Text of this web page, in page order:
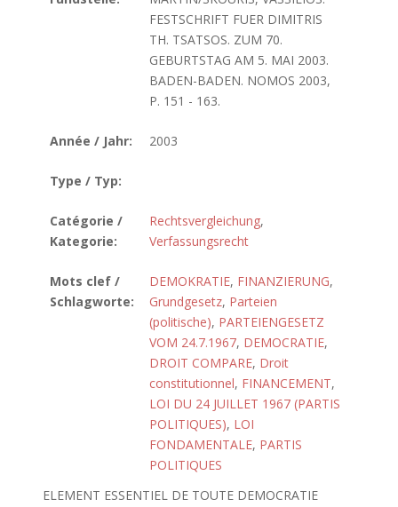
FESTSCHRIFT FUER DIMITRIS
TH. TSATSOS. ZUM 70.
GEBURTSTAG AM 5. MAI 2003.
BADEN-BADEN. NOMOS 2003,
P. 151 - 163.
Année / Jahr: 2003
Type / Typ:
Catégorie /
Kategorie:
Rechtsvergleichung,
Verfassungsrecht
Mots clef /
Schlagworte:
DEMOKRATIE, FINANZIERUNG,
Grundgesetz, Parteien
(politische), PARTEIENGESETZ
VOM 24.7.1967, DEMOCRATIE,
DROIT COMPARE, Droit
constitutionnel, FINANCEMENT,
LOI DU 24 JUILLET 1967 (PARTIS
POLITIQUES), LOI
FONDAMENTALE, PARTIS
POLITIQUES
ELEMENT ESSENTIEL DE TOUTE DEMOCRATIE